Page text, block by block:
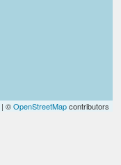
| ©OpenStreetMapcontributors